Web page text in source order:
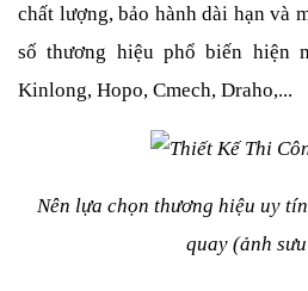
chất lượng, bảo hành dài hạn và
số thương hiệu phổ biến hiện
Kinlong, Hopo, Cmech, Draho,...
Nên lựa chọn thương hiệu uy
quay (ảnh